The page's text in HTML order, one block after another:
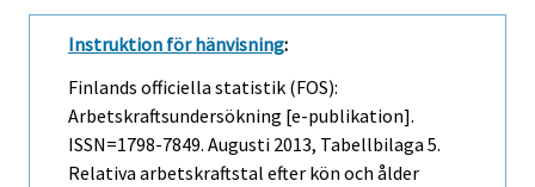
Instruktion för hänvisning:
Finlands officiella statistik (FOS):
Arbetskraftsundersökning [e-publikation].
ISSN=1798-7849. Augusti 2013, Tabellbilaga 5.
Relativa arbetskraftstal efter kön och ålder